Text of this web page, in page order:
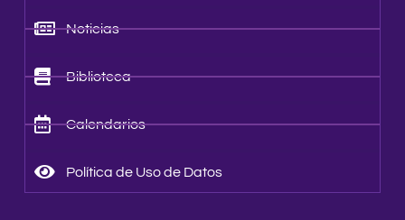
Noticias
Biblioteca
Calendarios
Política de Uso de Datos